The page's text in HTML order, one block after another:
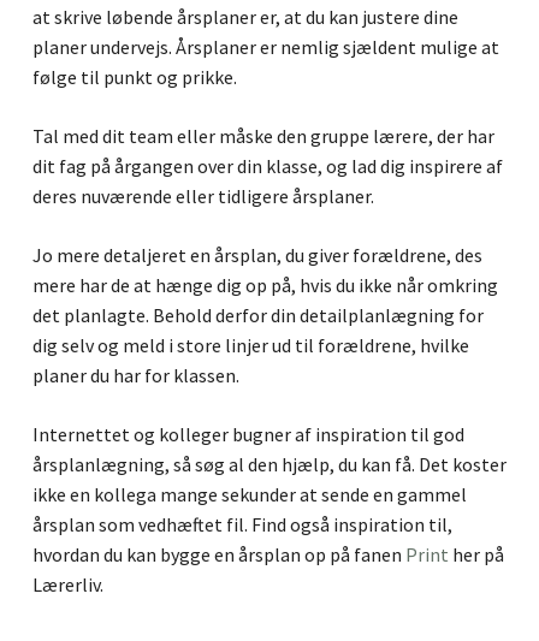
at skrive løbende årsplaner er, at du kan justere dine
planer undervejs. Årsplaner er nemlig sjældent mulige at
følge til punkt og prikke.
Tal med dit team eller måske den gruppe lærere, der har
dit fag på årgangen over din klasse, og lad dig inspirere af
deres nuværende eller tidligere årsplaner.
Jo mere detaljeret en årsplan, du giver forældrene, des
mere har de at hænge dig op på, hvis du ikke når omkring
det planlagte. Behold derfor din detailplanlægning for
dig selv og meld i store linjer ud til forældrene, hvilke
planer du har for klassen.
Internettet og kolleger bugner af inspiration til god
årsplanlægning, så søg al den hjælp, du kan få. Det koster
ikke en kollega mange sekunder at sende en gammel
årsplan som vedhæftet fil. Find også inspiration til,
hvordan du kan bygge en årsplan op på fanen Print her på
Lærerliv.